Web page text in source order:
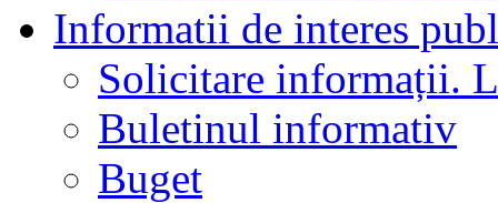
Informatii de interes
Solicitare informații.
Buletinul informativ
Buget